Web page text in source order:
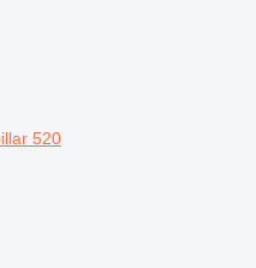
520